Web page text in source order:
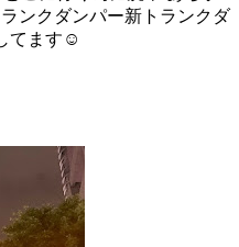
ンクダンパー新トランクダ
てます☺️